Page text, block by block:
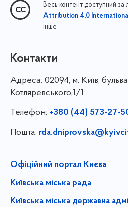
Весь контент доступний за
Attribution 4.0
інше
Контакти
Адреса: 02094, м. Київ,
Котляревського,1/1
Телефон: +380 (44) 573-27-
Пошта:
Офіційний портал Києва
Київська міська рада
Київська міська державна